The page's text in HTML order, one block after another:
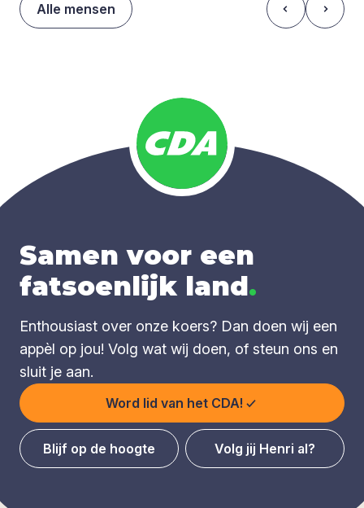
Alle mensen
Samen voor een
fatsoenlijk land.
Enthousiast over onze koers? Dan doen wij een
appèl op jou! Volg wat wij doen, of steun ons en
sluit je aan.
Word lid van het CDA!
Blijf op de hoogte Volg jij Henri al?